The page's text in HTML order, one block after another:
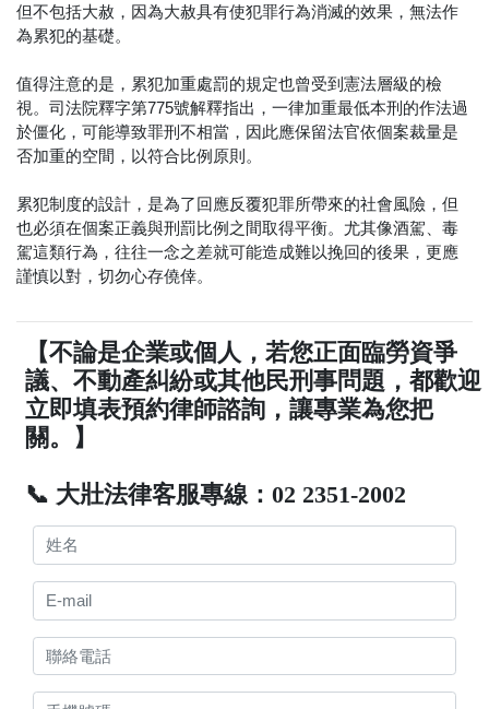
但不包括大赦，因為大赦具有使犯罪行為消滅的效果，無法作
為累犯的基礎。
值得注意的是，累犯加重處罰的規定也曾受到憲法層級的檢
視。司法院釋字第775號解釋指出，一律加重最低本刑的作法過
於僵化，可能導致罪刑不相當，因此應保留法官依個案裁量是
否加重的空間，以符合比例原則。
累犯制度的設計，是為了回應反覆犯罪所帶來的社會風險，但
也必須在個案正義與刑罰比例之間取得平衡。尤其像酒駕、毒
駕這類行為，往往一念之差就可能造成難以挽回的後果，更應
謹慎以對，切勿心存僥倖。
【不論是企業或個人，若您正面臨勞資爭
議、不動產糾紛或其他民刑事問題，都歡迎
立即填表預約律師諮詢，讓專業為您把
關。】
📞 大壯法律客服專線：02 2351-2002